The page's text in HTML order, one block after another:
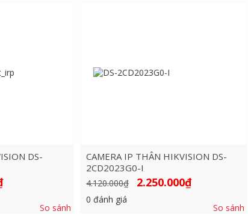
DS-
Giá
So sánh
CAMERA IP THÂN HIKVISION DS-
2CD2023G0-I
4.120.000₫
Giá
gốc
2.250.000₫Giá
0 đánh giá
So sánh